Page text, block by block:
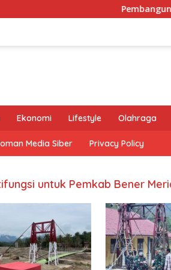
Pembangunan
Ekonomi Lifestyle Olahraga
Media Siber Privacy Policy
untuk Pemkab Bener